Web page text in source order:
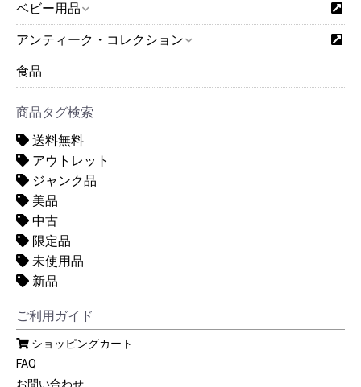
ベビー用品
アンティーク・コレクション
食品
商品タグ検索
送料無料
アウトレット
ジャンク品
美品
中古
限定品
未使用品
新品
ご利用ガイド
ショッピングカート
FAQ
お問い合わせ